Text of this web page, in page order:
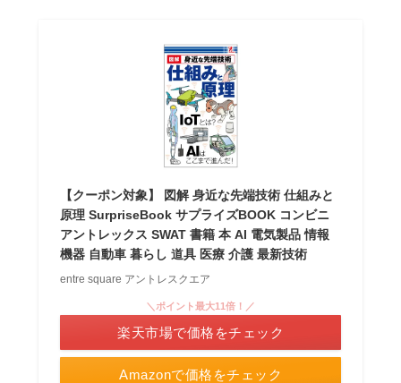
【クーポン対象】 図解 身近な先端技術 仕組みと
原理 SurpriseBook サプライズBOOK コンビニ
アントレックス SWAT 書籍 本 AI 電気製品 情報
機器 自動車 暮らし 道具 医療 介護 最新技術
entre square アントレスクエア
Amazonで価格をチェック
＼ポイント最大11倍！／
楽天市場で価格をチェック